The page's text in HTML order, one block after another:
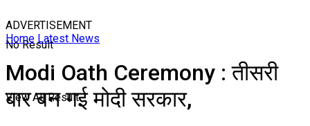
No Result
View All Result
ADVERTISEMENT
Home Latest News
Modi Oath Ceremony : तीसरी
बार बन गई मोदी सरकार,